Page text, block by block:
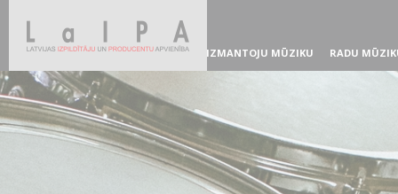
IZMANTOJU MŪZIKU RADU